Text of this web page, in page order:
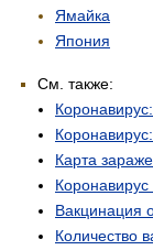
Ямайка
Япония
См. также:
Карта
Вакцинация
Количество